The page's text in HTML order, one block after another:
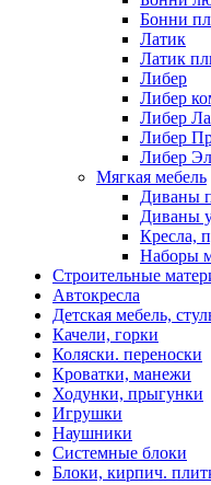
Бонни
Латик
Латик
Либер
Либер
Либер
Либер
Либер
Мягкая мебель
Диваны
Диваны
Кресла,
Наборы
Строительные
Автокресла
Детская мебель,
Качели, горки
Коляски. переноски
Кроватки, манежи
Ходунки, прыгунки
Игрушки
Наушники
Системные блоки
Блоки, кирпич.